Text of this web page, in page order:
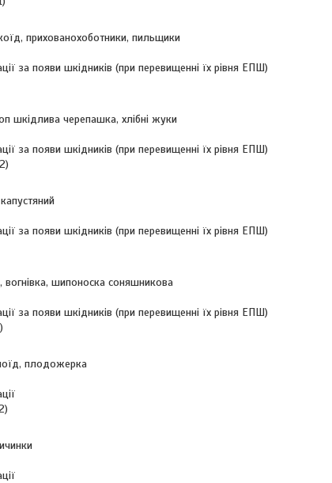
прихованохоботники, пильщики
за появи шкідників (при перевищенні їх рівня ЕПШ)
шкідлива черепашка, хлібні жуки
за появи шкідників (при перевищенні їх рівня ЕПШ)
за появи шкідників (при перевищенні їх рівня ЕПШ)
вогнівка, шипоноска соняшникова
за появи шкідників (при перевищенні їх рівня ЕПШ)
плодожерка